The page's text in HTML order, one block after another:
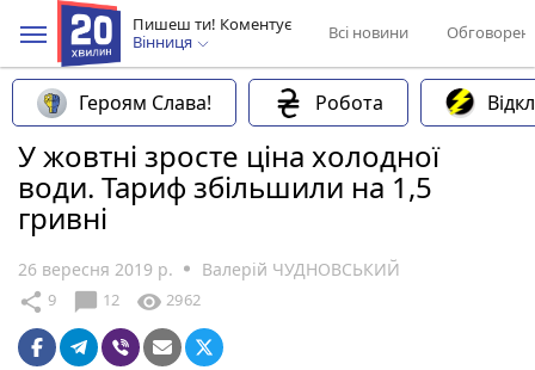
Пишеш ти! Коментує
Вінниця
Всі новини
Героям Слава! Робота
У жовтні зросте ціна холодної
води. Тариф збільшили на 1,5
гривні
26 вересня 2019 р. Валерій ЧУДНОВСЬКИЙ
share 9 chat_bubble 12 visibility 2962